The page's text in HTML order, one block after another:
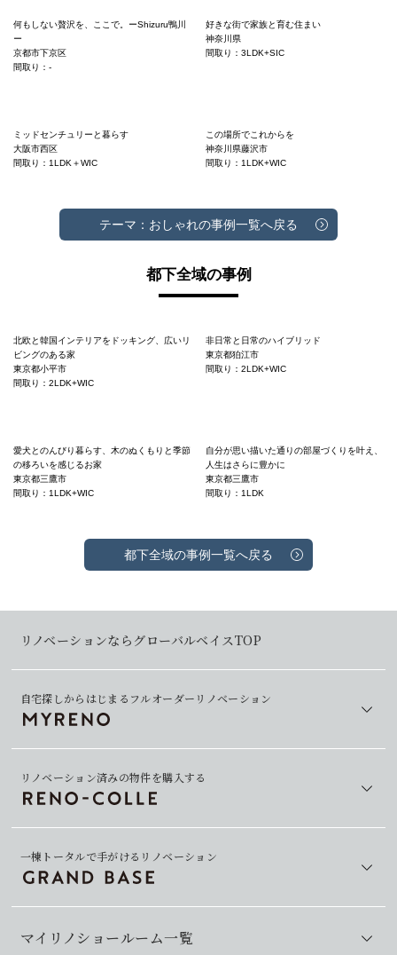
何もしない贅沢を、ここで。ーShizuru鴨川
ー
京都市下京区
間取り：-
好きな街で家族と育む住まい
神奈川県
間取り：3LDK+SIC
ミッドセンチュリーと暮らす
大阪市西区
間取り：1LDK＋WIC
この場所でこれからを
神奈川県藤沢市
間取り：1LDK+WIC
テーマ：おしゃれの事例一覧へ戻る
都下全域の事例
北欧と韓国インテリアをドッキング、広いリ
ビングのある家
東京都小平市
間取り：2LDK+WIC
非日常と日常のハイブリッド
東京都狛江市
間取り：2LDK+WIC
愛犬とのんびり暮らす、木のぬくもりと季節
の移ろいを感じるお家
東京都三鷹市
間取り：1LDK+WIC
自分が思い描いた通りの部屋づくりを叶え、
人生はさらに豊かに
東京都三鷹市
間取り：1LDK
都下全域の事例一覧へ戻る
リノベーションならグローバルベイスTOP
自宅探しからはじまるフルオーダーリノベーション
マイリノショールーム一覧
リノベーション済みの物件を購入する
一棟トータルで手がけるリノベーション